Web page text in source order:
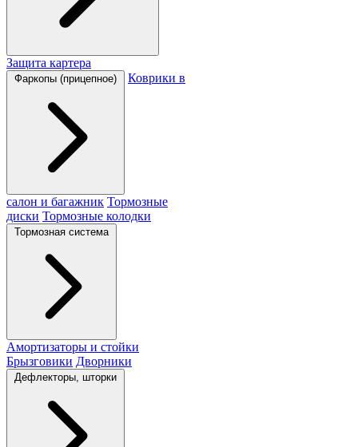
Защита картера
Фаркопы (прицепное) Коврики в
салон и багажник Тормозные
диски Тормозные колодки
Тормозная система
Амортизаторы и стойки
Брызговики Дворники
Дефлекторы, шторки